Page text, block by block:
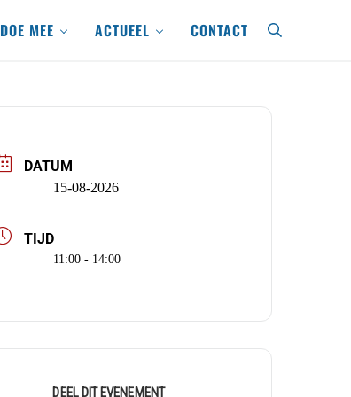
DOE MEE ACTUEEL CONTACT search
DATUM
15-08-2026
TIJD
11:00 - 14:00
DEEL DIT EVENEMENT